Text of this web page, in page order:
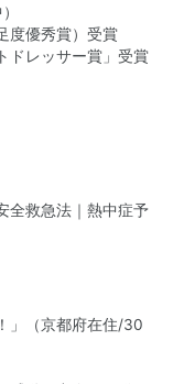
度優秀賞）受賞
ドレッサー賞」受賞
全救急法｜熱中症予
」（京都府在住/30